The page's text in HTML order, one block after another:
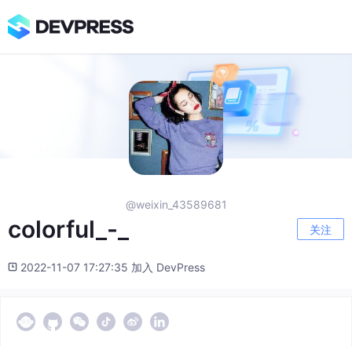
@weixin_43589681
colorful_-_ 关注
2022-11-07 17:27:35 加入 DevPress